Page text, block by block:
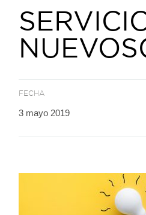
FECHA
3 mayo 2019